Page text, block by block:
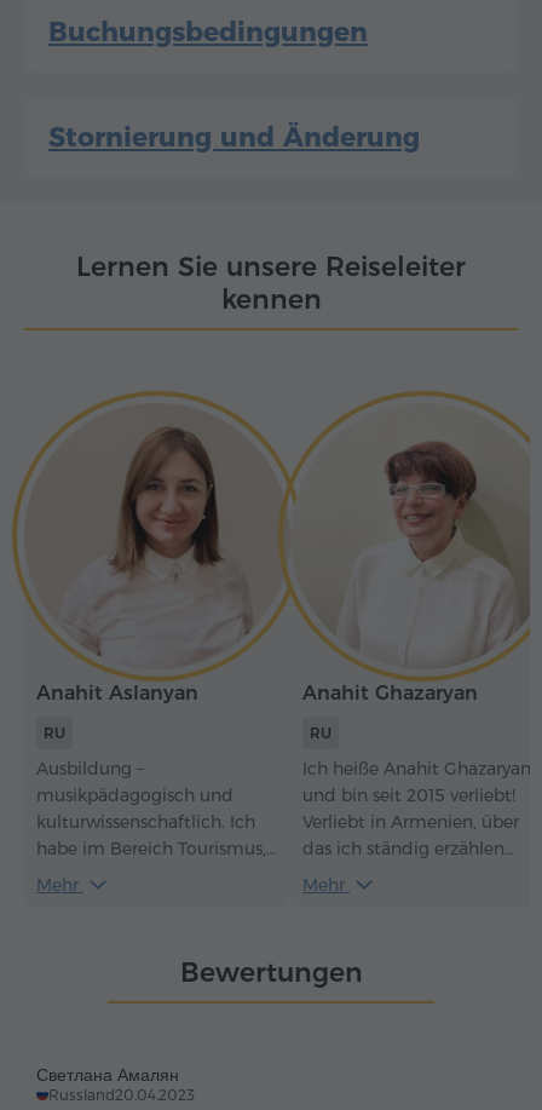
Buchungsbedingungen
Stornierung und Änderung
Lernen Sie unsere Reiseleiter
kennen
Anahit Aslanyan
RU
Ausbildung –
musikpädagogisch und
kulturwissenschaftlich. Ich
habe im Bereich Tourismus,
Bildung und Kultur in
Museum-Institut des
armenischen Völkermords
geisteswissenschaftlichen
Mehr
Anahit Ghazaryan
RU
Ich heiße Anahit Ghazaryan
und bin seit 2015 verliebt!
Verliebt in Armenien, über
das ich ständig erzählen
möchte! Kommen Sie! Ich
Armenien, genießen es und
verlieben uns! Ich mag keine
Mehr
Bewertungen
Светлана Амалян
Russland20.04.2023